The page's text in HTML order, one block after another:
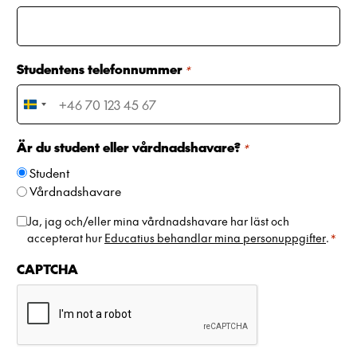
Studentens telefonnummer *
S
w
e
n
4
6
Är du student eller vårdnadshavare? *
Student
Vårdnadshavare
H
n
t
Ja, jag och/eller mina vårdnadshavare har läst och
accepterat hur Educatius behandlar mina personuppgifter.*
CAPTCHA